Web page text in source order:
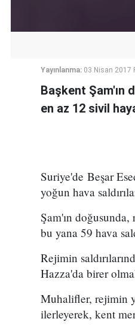
Yayınlanma: 03 Nisan 2017
Başkent Şam'ın
en az 12 sivil
Suriye'de Beşar
yoğun hava
Şam'ın
bu yana 59 hava
Rejimin
Hazza'da birer
Muhalifler, rejimin
ilerleyerek, kent